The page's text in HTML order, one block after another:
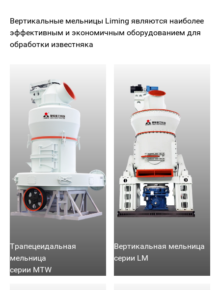
Вертикальные мельницы Liming являются наиболее
эффективным и экономичным оборудованием для
обработки известняка
Трапецеидальная
мельница
серии MTW
Вертикальная мельница
серии LM